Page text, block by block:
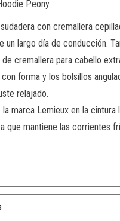
Peony
con cremallera
un largo día de conducción.
cremallera para cabello
forma y los bolsillos
relajado.
marca Lemieux en la cintura
que mantiene las corrientes